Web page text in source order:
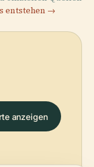
entstehen →
anzeigen